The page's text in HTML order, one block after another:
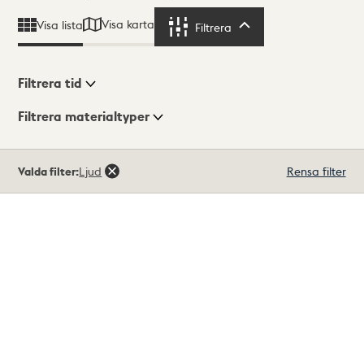
Visa lista Visa karta Filtrera
Visningsläge
Filtrera tid
Filtrera materialtyper
träffar
Valda filter:Ljud Rensa filter